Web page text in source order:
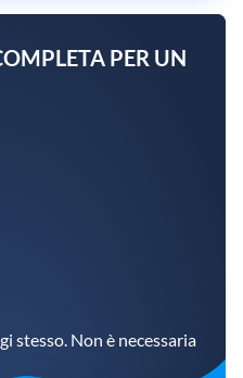
PER UN
stesso. Non è necessaria